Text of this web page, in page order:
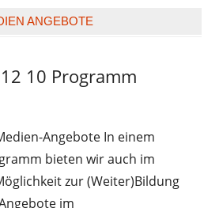
ANGEBOTE
10 Programm
Angebote In einem
bieten wir auch im
zur (Weiter)Bildung
im